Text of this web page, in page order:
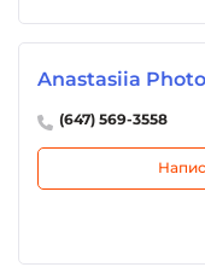
Anastasiia
(647) 569-3558